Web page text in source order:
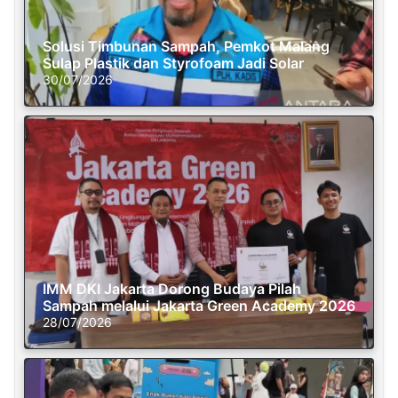
Solusi Timbunan Sampah, Pemkot Malang
Sulap Plastik dan Styrofoam Jadi Solar
30/07/2026
IMM DKI Jakarta Dorong Budaya Pilah
Sampah melalui Jakarta Green Academy 2026
28/07/2026